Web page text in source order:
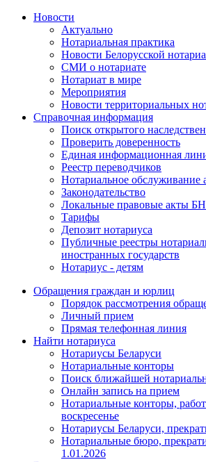
Новости
Актуально
Нотариальная практика
Новости Белорусской
СМИ о нотариате
Нотариат в мире
Мероприятия
Новости территориальных
Справочная информация
Поиск открытого
Проверить доверенность
Единая информационная
Реестр переводчиков
Нотариальное обслуживание
Законодательство
Локальные правовые акты
Тарифы
Депозит нотариуса
Публичные реестры
иностранных государств
Нотариус - детям
Обращения граждан и юрлиц
Порядок рассмотрения
Личный прием
Прямая телефонная линия
Найти нотариуса
Нотариусы Беларуси
Нотариальные конторы
Поиск ближайшей
Онлайн запись на прием
Нотариальные конторы,
воскресенье
Нотариусы Беларуси,
Нотариальные бюро,
1.01.2026